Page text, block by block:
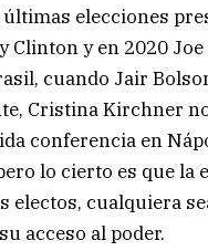
elecciones
Clinton y en 2020
cuando Jair
Cristina Kirchner
conferencia en
lo cierto es que
electos, cualquiera
acceso al poder.